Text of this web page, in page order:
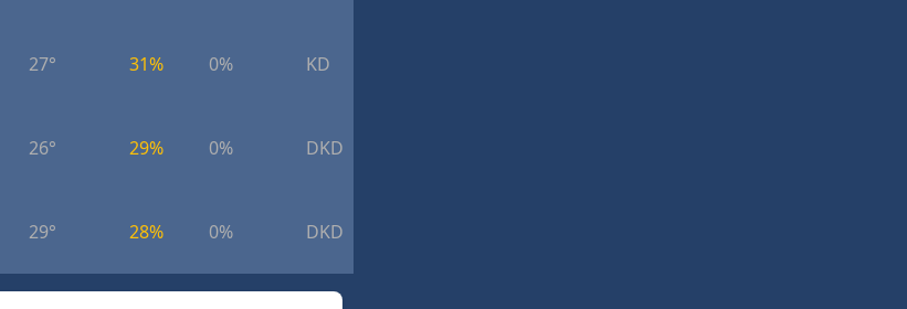
27° 31% 0% KD
26° 29% 0% DKD
29° 28% 0% DKD